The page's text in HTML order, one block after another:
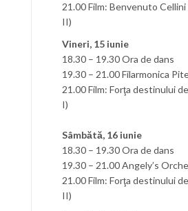
21.00 Film: Benvenuto
II)
Vineri, 15 iunie
18.30 – 19.30 Ora de dans
19.30 – 21.00 Filarmonica
21.00 Film: Forţa destinului
I)
Sâmbătă, 16 iunie
18.30 – 19.30 Ora de dans
19.30 – 21.00 Angely’s
21.00 Film: Forţa destinului
II)